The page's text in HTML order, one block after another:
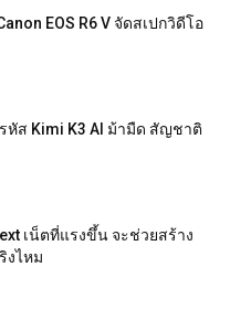
EOS R6 V จัดสเปกวิดีโอ
หัส Kimi K3 AI ม้ามืด สัญชาติ
เน็ตที่แรงขึ้น จะช่วยสร้าง
งไหม